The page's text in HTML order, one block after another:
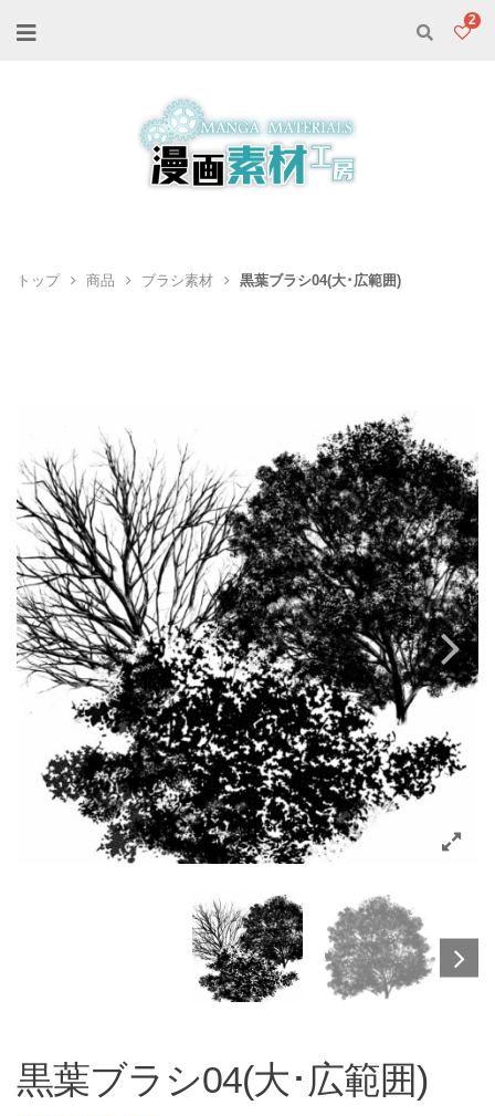
2
トップ 商品 ブラシ素材 黒葉ブラシ04(大･広範囲)
黒葉ブラシ04(大･広範囲)